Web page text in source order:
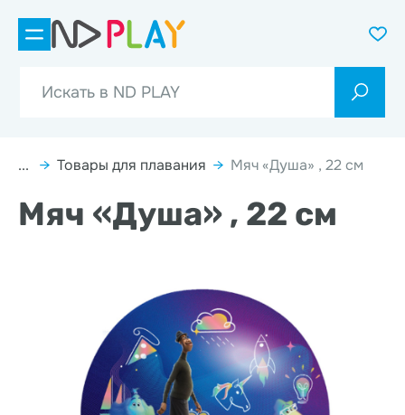
... → Товары для плавания → Мяч «Душа» , 22 см
Мяч «Душа» , 22 см